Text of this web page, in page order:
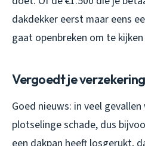
dakdekker eerst maar eens
gaat openbreken om te
Vergoedt je
Goed nieuws: in veel
plotselinge schade, dus